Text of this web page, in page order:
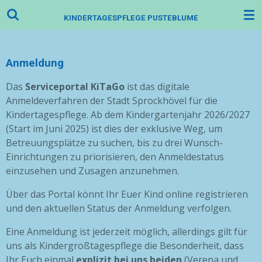
Zum
KINDERTAGESPFLEGE PUSTEBLUME
Anmeldung
Das Serviceportal KiTaGo ist das digitale
Anmeldeverfahren der Stadt Sprockhövel für die
Kindertagespflege. Ab dem Kindergartenjahr 2026/2027
(Start im Juni 2025) ist dies der exklusive Weg, um
Betreuungsplätze zu suchen, bis zu drei Wunsch-
Einrichtungen zu priorisieren, den Anmeldestatus
einzusehen und Zusagen anzunehmen.
Über das Portal könnt Ihr Euer Kind online registrieren
und den aktuellen Status der Anmeldung verfolgen.
Eine Anmeldung ist jederzeit möglich, allerdings gilt für
uns als Kindergroßtagespflege die Besonderheit, dass